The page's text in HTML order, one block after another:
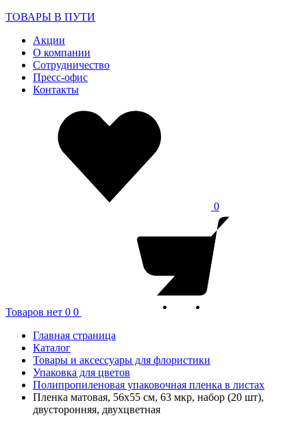
ТОВАРЫ В ПУТИ
Акции
О компании
Сотрудничество
Пресс-офис
Контакты
0
Товаров нет 0 0
Главная страница
Каталог
Товары и аксессуары для флористики
Упаковка для цветов
Полипропиленовая упаковочная пленка в листах
Пленка матовая, 56x55 см, 63 мкр, набор (20 шт),
двусторонняя, двухцветная